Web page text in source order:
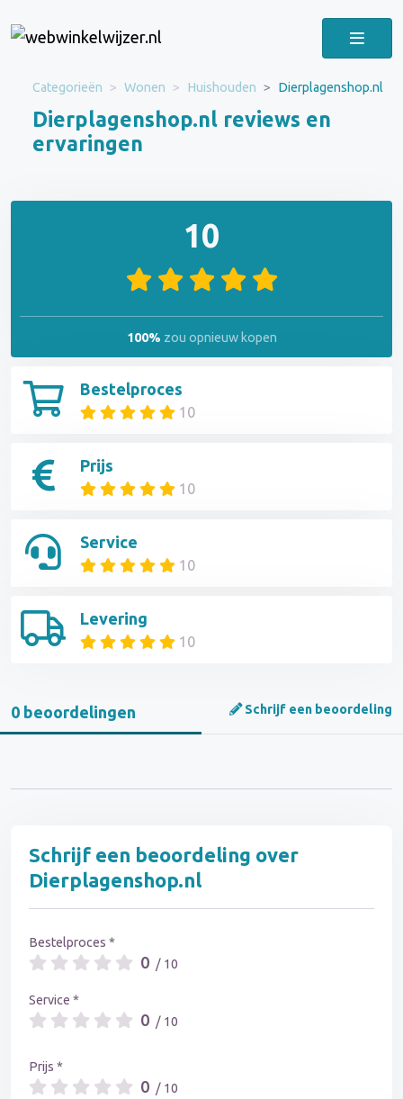
Categorieën Wonen Huishouden Dierplagenshop.nl
Dierplagenshop.nl reviews en
ervaringen
Bestelproces
10
Prijs
10
Service
10
Levering
10
10
100% zou opnieuw kopen
0 beoordelingen Schrijf een beoordeling
Schrijf een beoordeling over
Dierplagenshop.nl
Bestelproces *
0 / 10
Service *
0 / 10
Prijs *
0 / 10